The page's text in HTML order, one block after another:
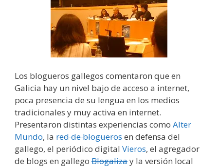
Los blogueros gallegos comentaron que en
Galicia hay un nivel bajo de acceso a internet,
poca presencia de su lengua en los medios
tradicionales y muy activa en internet.
Presentaron distintas experiencias como Alter
Mundo, la red de bloguerosen defensa del
gallego, el periódico digital Vieros, el agregador
de blogs en gallego Blogalizay la versión local